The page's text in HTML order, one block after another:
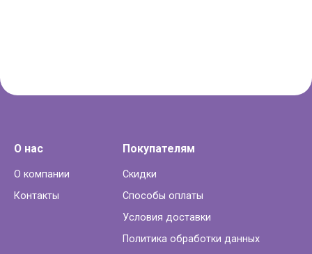
О нас
О компании
Контакты
Покупателям
Скидки
Способы оплаты
Условия доставки
Политика обработки данных